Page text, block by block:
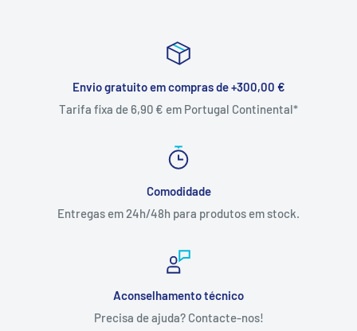
Envio gratuito em compras de +300,00 €
Tarifa fixa de 6,90 € em Portugal Continental*
Comodidade
Entregas em 24h/48h para produtos em stock.
Aconselhamento técnico
Precisa de ajuda? Contacte-nos!